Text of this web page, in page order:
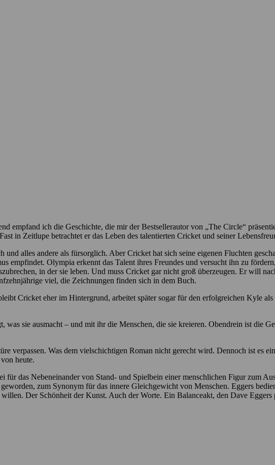
ich die Geschichte, die mir der Bestsellerautor von „The Circle“
in Zeitlupe betrachtet er das Leben des talentierten Cricket und seiner
alles andere als fürsorglich. Aber Cricket hat sich seine eigenen Fluchten
empfindet. Olympia erkennt das Talent ihres Freundes und versucht ihn zu
in der sie leben. Und muss Cricket gar nicht groß überzeugen. Er will
viel, die Zeichnungen finden sich in dem Buch.
Cricket eher im Hintergrund, arbeitet später sogar für den erfolgreichen Kyle
sie ausmacht – und mit ihr die Menschen, die sie kreieren. Obendrein ist die
verpassen. Was dem vielschichtigen Roman nicht gerecht wird. Dennoch ist es
heute.
für das Nebeneinander von Stand- und Spielbein einer menschlichen Figur zum
zum Synonym für das innere Gleichgewicht von Menschen. Eggers
Der Schönheit der Kunst. Auch der Worte. Ein Balanceakt, den Dave Eggers